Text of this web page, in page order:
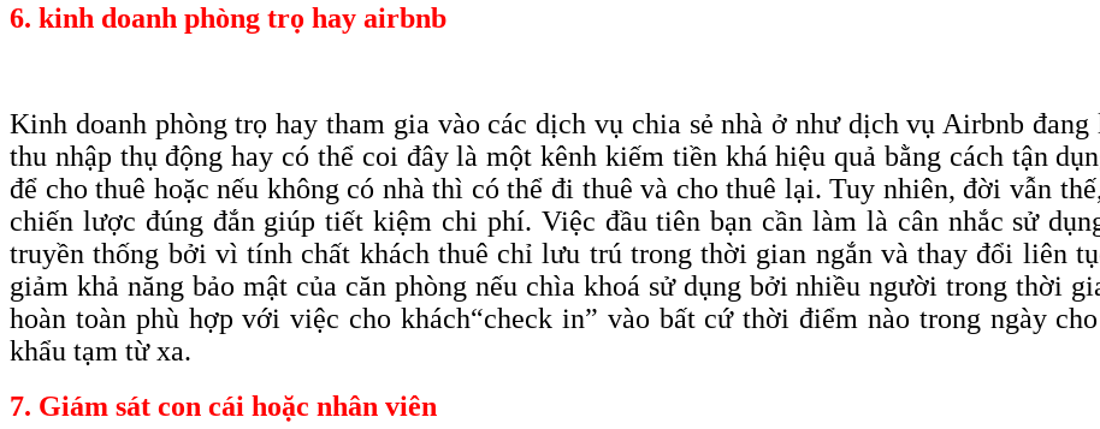
6. kinh doanh phòng trọ hay airbnb
Kinh doanh phòng trọ hay tham gia vào các dịch vụ chia sẻ nhà ở như dịch vụ Airbnb
thu nhập thụ động hay có thể coi đây là một kênh kiếm tiền khá hiệu quả bằng cách tận
để cho thuê hoặc nếu không có nhà thì có thể đi thuê và cho thuê lại. Tuy nhiên, đời vẫn
chiến lược đúng đắn giúp tiết kiệm chi phí. Việc đầu tiên bạn cần làm là cân nhắc sử
truyền thống bởi vì tính chất khách thuê chỉ lưu trú trong thời gian ngắn và thay đổi liên
giảm khả năng bảo mật của căn phòng nếu chìa khoá sử dụng bởi nhiều người trong thời
hoàn toàn phù hợp với việc cho khách“check in” vào bất cứ thời điểm nào trong ngày
khẩu tạm từ xa.
7. Giám sát con cái hoặc nhân viên